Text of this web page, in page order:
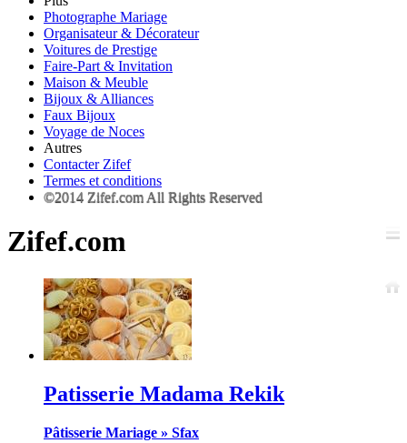
Photographe Mariage
Organisateur & Décorateur
Voitures de Prestige
Faire-Part & Invitation
Maison & Meuble
Bijoux & Alliances
Faux Bijoux
Voyage de Noces
Autres
Contacter Zifef
Termes et conditions
©2014 Zifef.com All Rights Reserved
Zifef.com
Patisserie Madama Rekik
Pâtisserie Mariage » Sfax